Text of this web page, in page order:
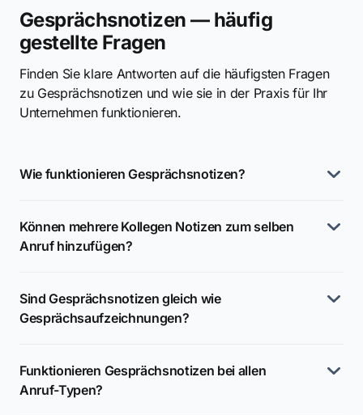
Gesprächsnotizen — häufig
gestellte Fragen
Finden Sie klare Antworten auf die häufigsten Fragen
zu Gesprächsnotizen und wie sie in der Praxis für Ihr
Unternehmen funktionieren.
Wie funktionieren Gesprächsnotizen?
Können mehrere Kollegen Notizen zum selben
Anruf hinzufügen?
Sind Gesprächsnotizen gleich wie
Gesprächsaufzeichnungen?
Funktionieren Gesprächsnotizen bei allen
Anruf-Typen?